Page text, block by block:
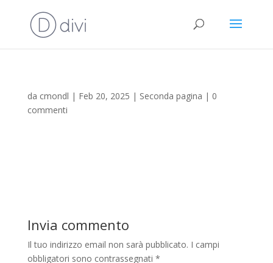
da cmondl | Feb 20, 2025 | Seconda pagina | 0
commenti
Invia commento
Il tuo indirizzo email non sarà pubblicato. I campi
obbligatori sono contrassegnati *